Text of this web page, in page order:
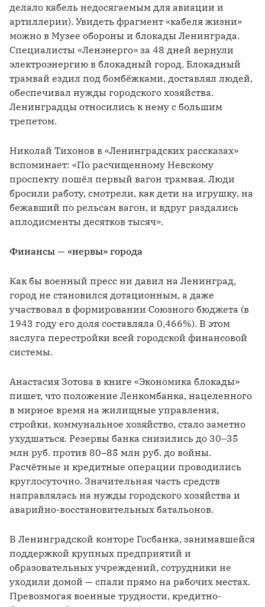
делало кабель недосягаемым для авиации и
артиллерии). Увидеть фрагмент «кабеля жизни»
можно в Музее обороны и блокады Ленинграда.
Специалисты «Ленэнерго» за 48 дней вернули
электроэнергию в блокадный город. Блокадный
трамвай ездил под бомбёжками, доставлял людей,
обеспечивал нужды городского хозяйства.
Ленинградцы относились к нему с большим
трепетом.
Николай Тихонов в «Ленинградских рассказах»
вспоминает: «По расчищенному Невскому
проспекту пошёл первый вагон трамвая. Люди
бросили работу, смотрели, как дети на игрушку, на
бежавший по рельсам вагон, и вдруг раздались
аплодисменты десятков тысяч».
Финансы — «нервы» города
Как бы военный пресс ни давил на Ленинград,
город не становился дотационным, а даже
участвовал в формировании Союзного бюджета (в
1943 году его доля составляла 0,466%). В этом
заслуга перестройки всей городской финансовой
системы.
Анастасия Зотова в книге «Экономика блокады»
пишет, что положение Ленкомбанка, нацеленного
в мирное время на жилищные управления,
стройки, коммунальное хозяйство, стало заметно
ухудшаться. Резервы банка снизились до 30–35
млн руб. против 80–85 млн руб. до войны.
Расчётные и кредитные операции проводились
круглосуточно. Значительная часть средств
направлялась на нужды городского хозяйства и
аварийно-восстановительных батальонов.
В Ленинградской конторе Госбанка, занимавшейся
поддержкой крупных предприятий и
образовательных учреждений, сотрудники не
уходили домой — спали прямо на рабочих местах.
Превозмогая военные трудности, кредитно-